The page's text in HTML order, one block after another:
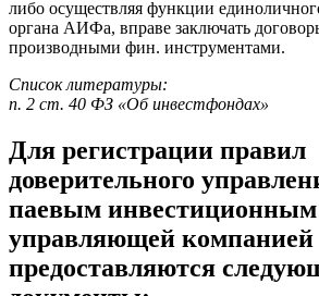
либо осуществляя функции
органа АИФа, вправе заключать
производными фин. инструментами.
Список литературы:
п. 2 ст. 40 ФЗ «Об инвестфондах»
Для регистрации правил
доверительного
паевым
управляющей компанией
предоставляются